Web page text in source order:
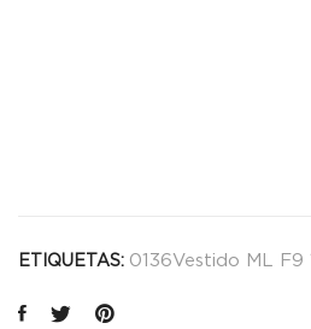
ETIQUETAS: 0136Vestido ML F9